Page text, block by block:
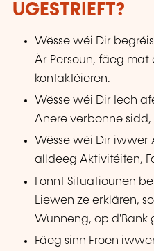
UGESTRIEFT?
Wësse wéi Dir
Är Persoun, fäeg mat
kontaktéieren.
Wësse wéi Dir Iech
Anere verbonne
Wësse wéi Dir
alldeeg Aktivitéiten,
Fonnt Situatiounen
Liewen ze erklären,
Wunneng, op d'Bank
Fäeg sinn Froen